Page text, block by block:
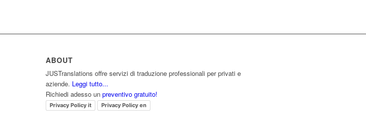
ABOUT
JUSTranslations offre servizi di traduzione professionali per privati e
aziende. Leggi tutto...
Richiedi adesso unpreventivo gratuito!
Privacy Policy it Privacy Policy en